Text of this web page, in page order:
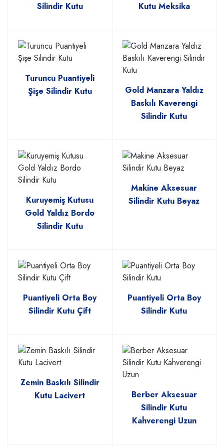
Silindir Kutu
Kutu Meksika
Turuncu Puantiyeli
Şişe Silindir Kutu
Gold Manzara Yaldız
Baskılı Kaverengi
Silindir Kutu
Kuruyemiş Kutusu
Gold Yaldız Bordo
Silindir Kutu
Makine Aksesuar
Silindir Kutu Beyaz
Puantiyeli Orta Boy
Silindir Kutu Çift
Puantiyeli Orta Boy
Silindir Kutu
Zemin Baskılı Silindir
Kutu Lacivert
Berber Aksesuar
Silindir Kutu
Kahverengi Uzun